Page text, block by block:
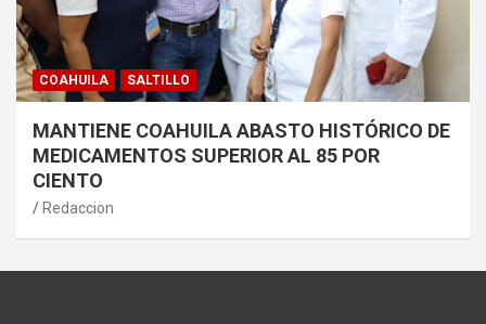
COAHUILA SALTILLO
MANTIENE COAHUILA ABASTO HISTÓRICO DE
MEDICAMENTOS SUPERIOR AL 85 POR
CIENTO
Redaccion